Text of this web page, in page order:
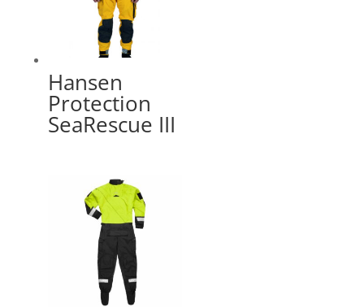
Hansen
Protection
SeaRescue III